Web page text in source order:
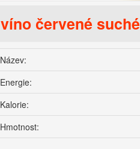
víno červené suché
Název:
Energie:
Kalorie:
Hmotnost: